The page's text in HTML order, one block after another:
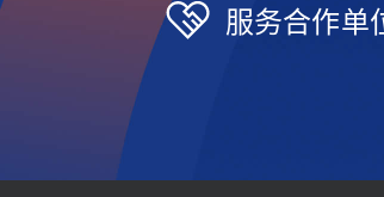
服务合作单